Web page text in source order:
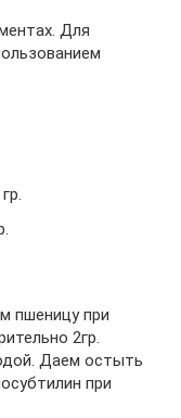
Для
пшеницу при
2гр.
Даем остыть
при